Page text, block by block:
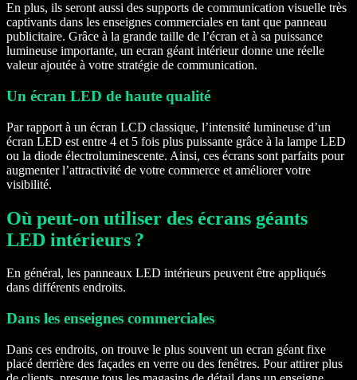
En plus, ils seront aussi des supports de communication visuelle très
captivants dans les enseignes commerciales en tant que panneau
publicitaire. Grâce à la grande taille de l’écran et à sa puissance
lumineuse importante, un ecran géant intérieur donne une réelle
valeur ajoutée à votre stratégie de communication.
Un écran LED de haute qualité
Par rapport à un écran LCD classique, l’intensité lumineuse d’un
écran LED est entre 4 et 5 fois plus puissante grâce à la lampe LED
ou la diode électroluminescente. Ainsi, ces écrans sont parfaits pour
augmenter l’attractivité de votre commerce et améliorer votre
visibilité.
Où peut-on utiliser des écrans géants
LED intérieurs ?
En général, les panneaux LED intérieurs peuvent être appliqués
dans différents endroits.
Dans les enseignes commerciales
Dans ces endroits, on trouve le plus souvent un ecran géant fixe
placé derrière des façades en verre ou des fenêtres. Pour attirer plus